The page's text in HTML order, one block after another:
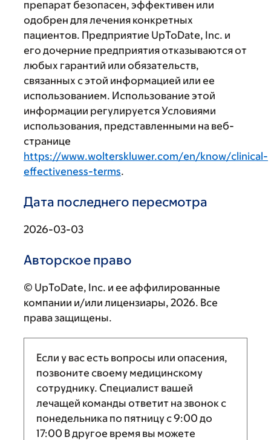
препарат безопасен, эффективен или
одобрен для лечения конкретных
пациентов. Предприятие UpToDate, Inc. и
его дочерние предприятия отказываются от
любых гарантий или обязательств,
связанных с этой информацией или ее
использованием. Использование этой
информации регулируется Условиями
использования, представленными на веб-
странице
https://www.wolterskluwer.com/en/know/clinical-
effectiveness-terms.
Дата последнего пересмотра
2026-03-03
Авторское право
© UpToDate, Inc. и ее аффилированные
компании и/или лицензиары, 2026. Все
права защищены.
Если у вас есть вопросы или опасения,
позвоните своему медицинскому
сотруднику. Специалист вашей
лечащей команды ответит на звонок с
понедельника по пятницу с9:00 до
17:00 В другое время вы можете